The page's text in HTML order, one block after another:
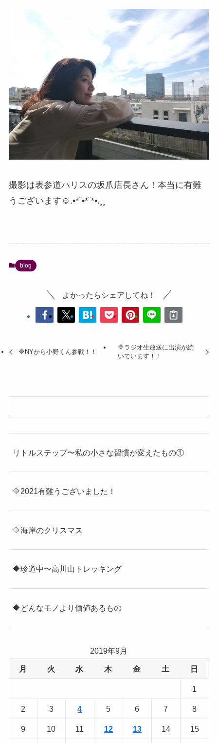
撮影は表参道ハリスの坂爪店長さん！本当に有難
うございます☺️.•*¨•*¨*•.¸¸
blog
よかったらシェアしてね！
🔷NYから小野くん参戦！！
🔷ラジオ生放送に出演が続
いています！！
リトルステップ〜私の小さな習慣が変えたもの①
🔷2021有難うございました！
🔷海岸のクリスマス
🔷珍道中〜高川山トレッキング
🔷どんなモノより価値あるもの
2019年9月
月 火 水 木 金 土 日
1
2 3 4 5 6 7 8
9 10 11 12 13 14 15